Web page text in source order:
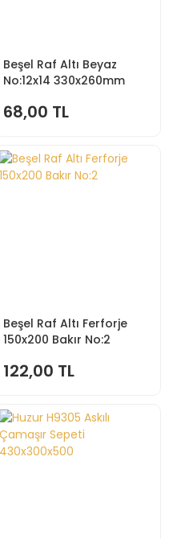
Beşel Raf Altı Beyaz
No:12x14 330x260mm
68,00 TL
Beşel Raf Altı Ferforje
150x200 Bakır No:2
122,00 TL